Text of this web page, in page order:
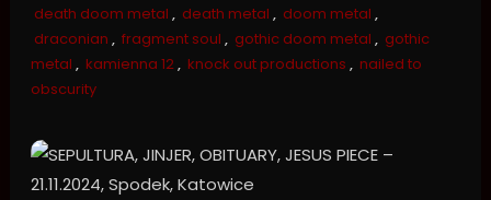
death doom metal , death metal , doom metal ,
draconian , fragment soul , gothic doom metal , gothic
metal , kamienna 12, knock out productions , nailed to
obscurity